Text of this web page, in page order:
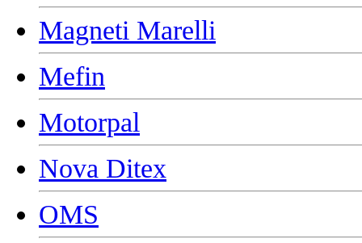
Magneti Marelli
Mefin
Motorpal
Nova Ditex
OMS